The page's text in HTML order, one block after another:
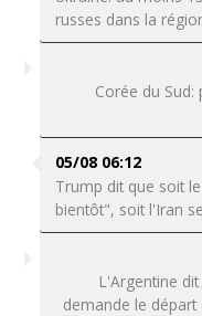
russes dans la
Corée du Sud:
05/08 06:12
Trump dit que soit
bientôt", soit l'Iran
L'Argentine
demande le